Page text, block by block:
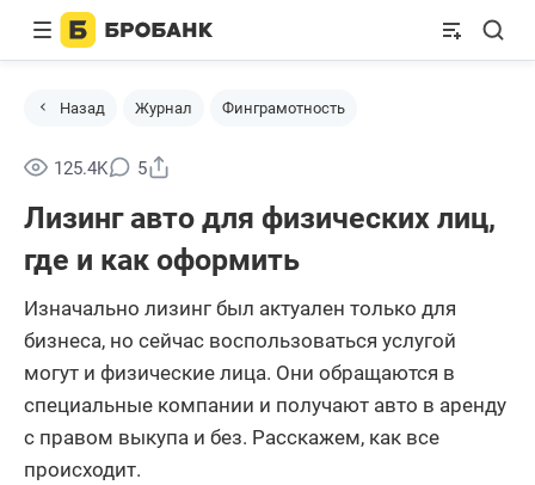
Назад Журнал Финграмотность
125.4K 5
Лизинг авто для физических лиц,
где и как оформить
Изначально лизинг был актуален только для
бизнеса, но сейчас воспользоваться услугой
могут и физические лица. Они обращаются в
специальные компании и получают авто в аренду
с правом выкупа и без. Расскажем, как все
происходит.